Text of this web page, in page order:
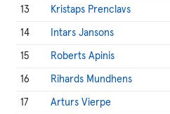
13 Kristaps Prenclavs
14 Intars Jansons
15 Roberts Apinis
16 Rihards Mundhens
17 Arturs Vierpe